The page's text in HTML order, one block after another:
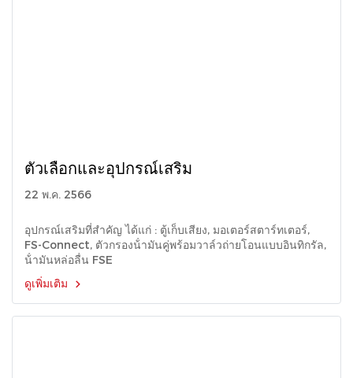
ตัวเลือกและอุปกรณ์เสริม
22 พ.ค. 2566
อุปกรณ์เสริมที่สําคัญ ได้แก่ : ตู้เก็บเสียง, มอเตอร์สตาร์ทเตอร์,
FS-Connect, ตัวกรองน้ํามันคู่พร้อมวาล์วถ่ายโอนแบบอินทิกรัล,
น้ํามันหล่อลื่น FSE
ดูเพิ่มเติม